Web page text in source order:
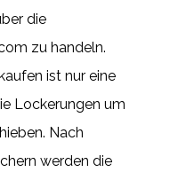
die
zu handeln.
ist nur eine
Lockerungen um
Nach
werden die